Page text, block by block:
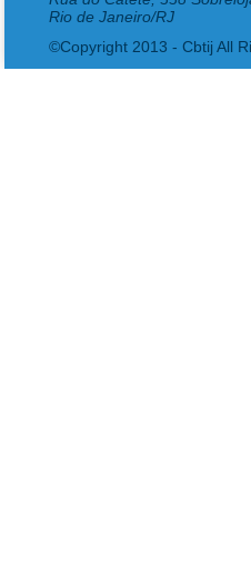
Rio de Janeiro/RJ
©Copyright 2013 - Cbtij All